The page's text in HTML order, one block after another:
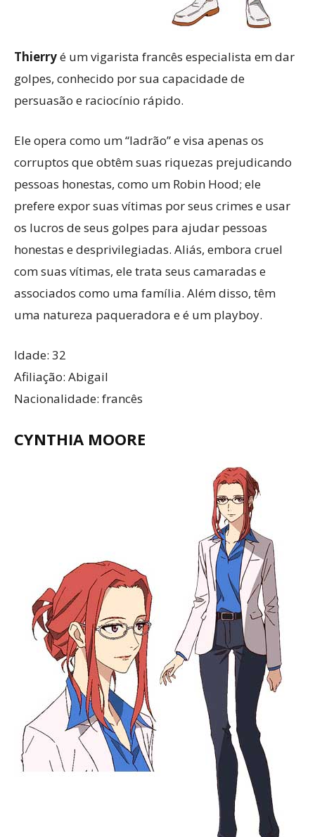
Thierryé um vigarista francês especialista em dar
golpes, conhecido por sua capacidade de
persuasão e raciocínio rápido.
Ele opera como um “ladrão” e visa apenas os
corruptos que obtêm suas riquezas prejudicando
pessoas honestas, como um Robin Hood; ele
prefere expor suas vítimas por seus crimes e usar
os lucros de seus golpes para ajudar pessoas
honestas e desprivilegiadas. Aliás, embora cruel
com suas vítimas, ele trata seus camaradas e
associados como uma família. Além disso, têm
uma natureza paqueradora e é um playboy.
Idade: 32
Afiliação: Abigail
Nacionalidade: francês
CYNTHIA MOORE